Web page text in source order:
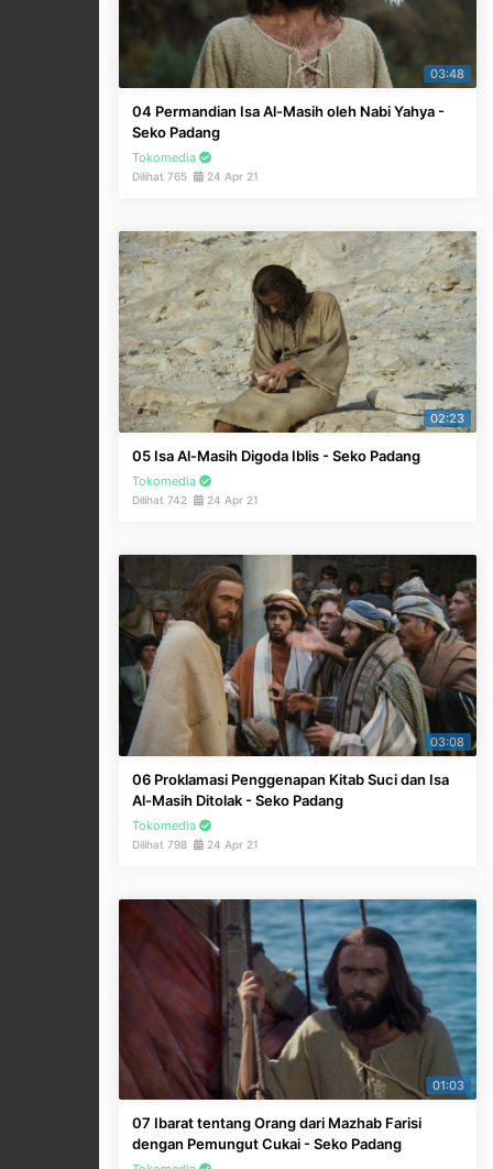
03:48
04 Permandian Isa Al-Masih oleh Nabi Yahya -
Seko Padang
Tokomedia
Dilihat 765 24 Apr 21
02:23
05 Isa Al-Masih Digoda Iblis - Seko Padang
Tokomedia
Dilihat 742 24 Apr 21
03:08
06 Proklamasi Penggenapan Kitab Suci dan Isa
Al-Masih Ditolak - Seko Padang
Tokomedia
Dilihat 798 24 Apr 21
01:03
07 Ibarat tentang Orang dari Mazhab Farisi
dengan Pemungut Cukai - Seko Padang